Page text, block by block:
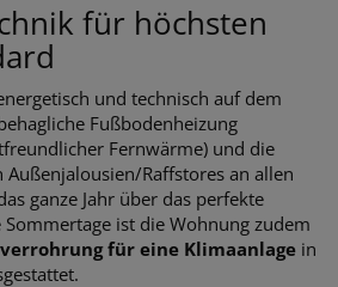
für höchsten
und technisch auf dem
Fußbodenheizung
Fernwärme) und die
Raffstores an allen
ganze Jahr über das perfekte
ist die Wohnung zudem
für eine Klimaanlage in